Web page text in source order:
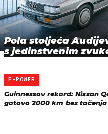
Pola stoljeća
s jedinstvenim
E-POWER
Guinnessov rekord: Nissan
gotovo 2000 km bez